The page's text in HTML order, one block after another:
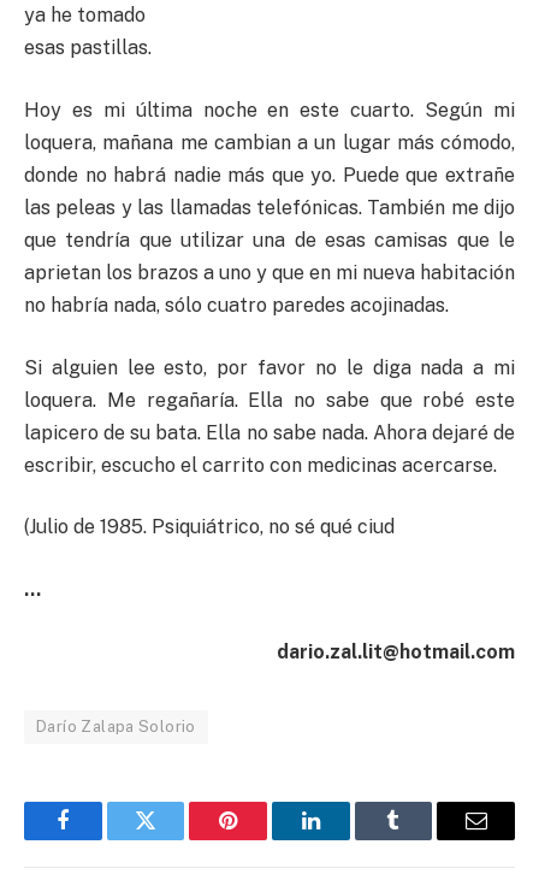
ya he tomado
esas pastillas.
Hoy es mi última noche en este cuarto. Según mi
loquera, mañana me cambian a un lugar más cómodo,
donde no habrá nadie más que yo. Puede que extrañe
las peleas y las llamadas telefónicas. También me dijo
que tendría que utilizar una de esas camisas que le
aprietan los brazos a uno y que en mi nueva habitación
no habría nada, sólo cuatro paredes acojinadas.
Si alguien lee esto, por favor no le diga nada a mi
loquera. Me regañaría. Ella no sabe que robé este
lapicero de su bata. Ella no sabe nada. Ahora dejaré de
escribir, escucho el carrito con medicinas acercarse.
(Julio de 1985. Psiquiátrico, no sé qué ciud
…
dario.zal.lit@hotmail.com
Darío Zalapa Solorio
FacebookTwitter Pinterest LinkedInTumblr Email